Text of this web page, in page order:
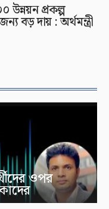
উন্নয়ন প্রকল্প
বড় দায় : অর্থমন্ত্রী
ওপর